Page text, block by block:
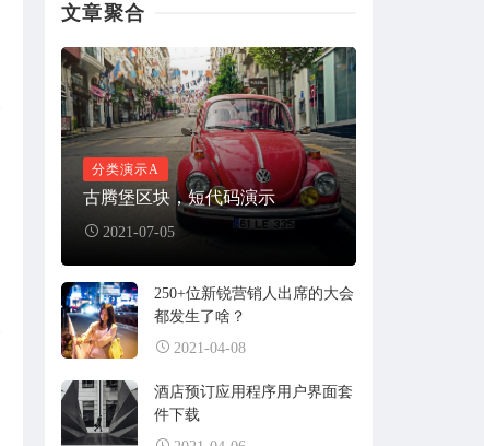
测试评论后查看隐藏内容。
来自：古腾堡区块，短代码演示
儿童肥肉 2020-07-28
来自：腾讯就只会抄袭和游戏？腾讯帝国攻防战背后的睿智与城府
灯火阑珊处
于灯火阑珊处，于暗香离别时，未曾放
弃
文章聚合
分类演示A
古腾堡区块，短代码演示
2021-07-05
250+位新锐营销人出席的大会
都发生了啥？
2021-04-08
酒店预订应用程序用户界面套
件下载